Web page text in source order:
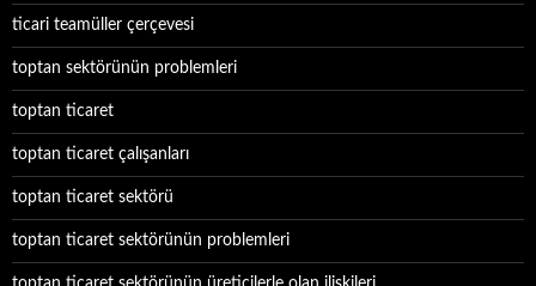
ticari teamüller çerçevesi
toptan sektörünün problemleri
toptan ticaret
toptan ticaret çalışanları
toptan ticaret sektörü
toptan ticaret sektörünün problemleri